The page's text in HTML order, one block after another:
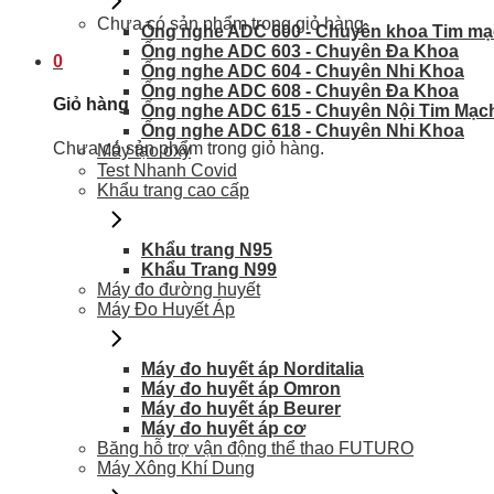
Chưa có sản phẩm trong giỏ hàng.
0
Giỏ hàng
Chưa có sản phẩm trong giỏ hàng.
Ống nghe ADC 600 - Chuyên khoa Tim
Ống nghe ADC 603 - Chuyên Đa Khoa
Ống nghe ADC 604 - Chuyên Nhi Khoa
Ống nghe ADC 608 - Chuyên Đa Khoa
Ống nghe ADC 615 - Chuyên Nội Tim
Ống nghe ADC 618 - Chuyên Nhi Khoa
Máy tạo oxy
Test Nhanh Covid
Khẩu trang cao cấp
Khẩu trang N95
Khẩu Trang N99
Máy đo đường huyết
Máy Đo Huyết Áp
Máy đo huyết áp Norditalia
Máy đo huyết áp Omron
Máy đo huyết áp Beurer
Máy đo huyết áp cơ
Băng hỗ trợ vận động thể thao FUTURO
Máy Xông Khí Dung